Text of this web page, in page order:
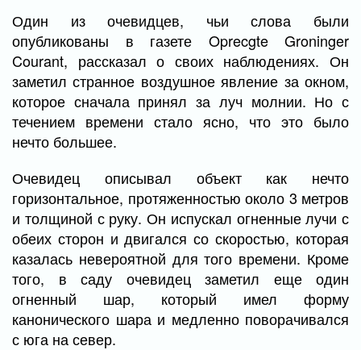
Один из очевидцев, чьи слова были
опубликованы в газете Oprecgte Groninger
Courant, рассказал о своих наблюдениях. Он
заметил странное воздушное явление за окном,
которое сначала принял за луч молнии. Но с
течением времени стало ясно, что это было
нечто большее.
Очевидец описывал объект как нечто
горизонтальное, протяженностью около 3 метров
и толщиной с руку. Он испускал огненные лучи с
обеих сторон и двигался со скоростью, которая
казалась невероятной для того времени. Кроме
того, в саду очевидец заметил еще один
огненный шар, который имел форму
канонического шара и медленно поворачивался
с юга на север.